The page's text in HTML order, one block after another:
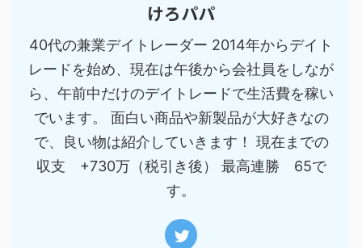
けろパパ
40代の兼業デイトレーダー 2014年からデイト
レードを始め、現在は午後から会社員をしなが
ら、午前中だけのデイトレードで生活費を稼い
でいます。 面白い商品や新製品が大好きなの
で、良い物は紹介していきます！ 現在までの
収支 +730万（税引き後） 最高連勝 65で
す。